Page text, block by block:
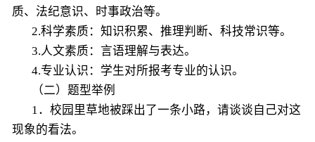
质、法纪意识、时事政治等。
2.科学素质：知识积累、推理判断、科技常识等。
3.人文素质：言语理解与表达。
4.专业认识：学生对所报考专业的认识。
（二）题型举例
1．校园里草地被踩出了一条小路，请谈谈自己对这
现象的看法。